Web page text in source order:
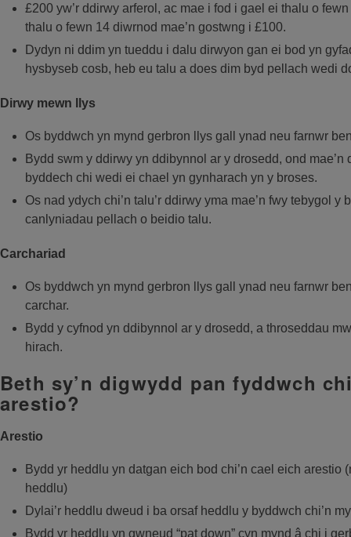
£200 yw’r ddirwy arferol, ac mae i fod i gael ei thalu o
thalu o fewn 14 diwrnod mae’n gostwng i £100.
Dydyn ni ddim yn tueddu i dalu dirwyon gan ei bod yn
hysbyseb cosb, heb eu talu a does dim byd pellach wedi
Dirwy mewn llys
Os byddwch yn mynd gerbron llys gall ynad neu farnwr
Bydd swm y ddirwy yn ddibynnol ar y drosedd, ond
byddech chi wedi ei chael yn gynharach yn y broses.
Os nad ydych chi’n talu’r ddirwy yma mae’n fwy tebygol
canlyniadau pellach o beidio talu.
Carchariad
Os byddwch yn mynd gerbron llys gall ynad neu farnwr
carchar.
Bydd y cyfnod yn ddibynnol ar y drosedd, a throseddau
hirach.
Beth sy’n digwydd pan fyddwch
arestio?
Arestio
Bydd yr heddlu yn datgan eich bod chi’n cael eich arestio
heddlu)
Dylai’r heddlu dweud i ba orsaf heddlu y byddwch chi’n
Bydd yr heddlu yn gwneud “pat down” cyn mynd â chi i